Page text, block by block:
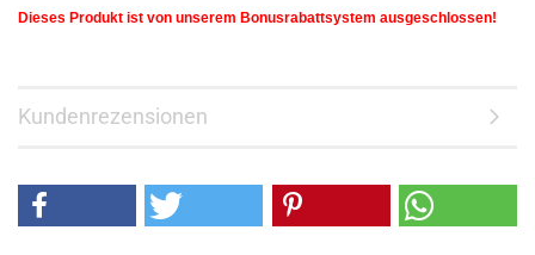
Dieses Produkt ist von unserem Bonusrabattsystem ausgeschlossen!
Kundenrezensionen